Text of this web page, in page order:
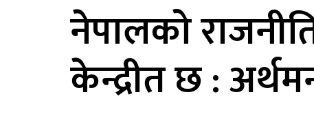
सम्पादकीयनेपालको
केन्द्रीत छ :